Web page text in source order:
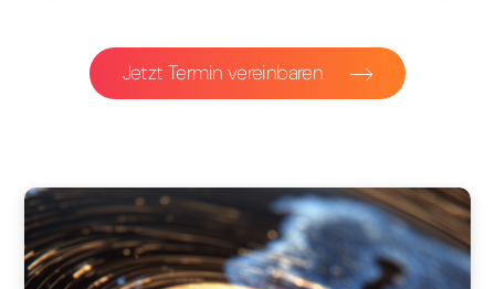
Jetzt Termin vereinbaren